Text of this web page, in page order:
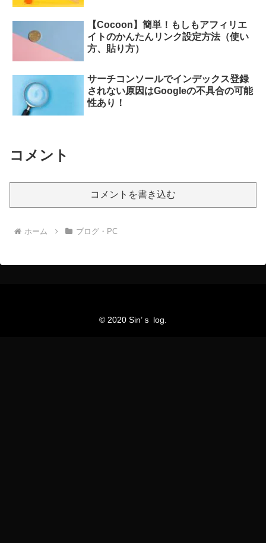
【Cocoon】簡単！もしもアフィリエ
イトのかんたんリンク設定方法（使い
方、貼り方）
サーチコンソールでインデックス登録
されない原因はGoogleの不具合の可能
性あり！
コメント
コメントを書き込む
ホーム ブログ・PC
© 2020 Sin’ｓ log.